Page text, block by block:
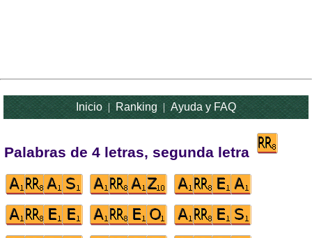
Inicio|Ranking|Ayuda y FAQ
Palabras de 4 letras, segunda letra